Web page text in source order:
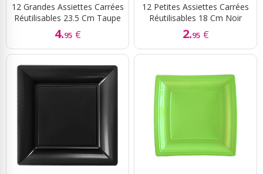
12 Grandes Assiettes Carrées
Réutilisables 23.5 Cm Taupe
4.95 €
12 Petites Assiettes Carrées
Réutilisables 18 Cm Noir
2.95 €